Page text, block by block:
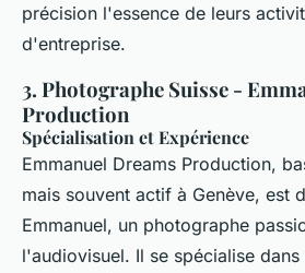
précision l'essence de leurs
d'entreprise.
3. Photographe Suisse -
Production
Spécialisation et Expérience
Emmanuel Dreams Production,
mais souvent actif à Genève, est
Emmanuel, un photographe
l'audiovisuel. Il se spécialise